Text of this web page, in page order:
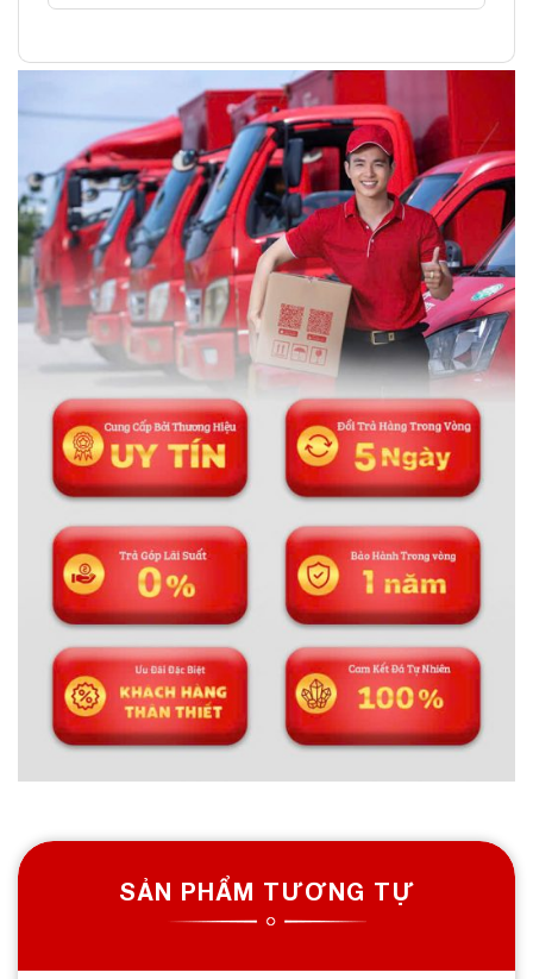
SẢN PHẨM TƯƠNG TỰ